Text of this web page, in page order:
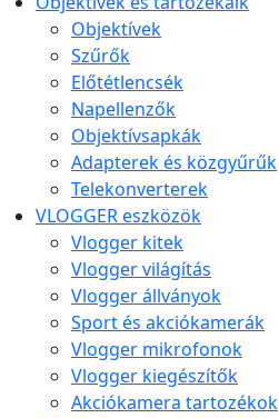
Objektívek
Szűrők
Előtétlencsék
Napellenzők
Objektívsapkák
Adapterek és közgyűrűk
Telekonverterek
VLOGGER eszközök
Vlogger kitek
Vlogger világítás
Vlogger állványok
Sport és akciókamerák
Vlogger mikrofonok
Vlogger kiegészítők
Akciókamera tartozékok